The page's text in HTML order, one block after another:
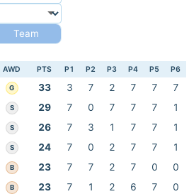
Team
AWD PTS P1 P2 P3 P4 P5 P6
G 33 3 7 2 7 7
7
S 29 7 0 7 7 7
1
S 26 7 3 1 7 7
1
S 24 7 0 2 7 7
1
B 23 7 7 2 7 0
0
B 23 7 1 2 6 7
0